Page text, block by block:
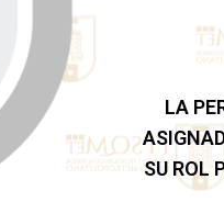
LA
SU ROL